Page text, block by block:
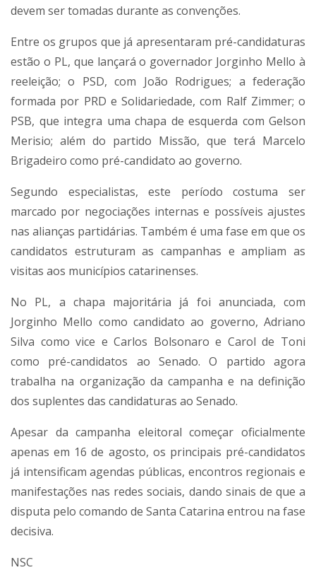
devem ser tomadas durante as convenções.
Entre os grupos que já apresentaram pré-candidaturas
estão o PL, que lançará o governador Jorginho Mello à
reeleição; o PSD, com João Rodrigues; a federação
formada por PRD e Solidariedade, com Ralf Zimmer; o
PSB, que integra uma chapa de esquerda com Gelson
Merisio; além do partido Missão, que terá Marcelo
Brigadeiro como pré-candidato ao governo.
Segundo especialistas, este período costuma ser
marcado por negociações internas e possíveis ajustes
nas alianças partidárias. Também é uma fase em que os
candidatos estruturam as campanhas e ampliam as
visitas aos municípios catarinenses.
No PL, a chapa majoritária já foi anunciada, com
Jorginho Mello como candidato ao governo, Adriano
Silva como vice e Carlos Bolsonaro e Carol de Toni
como pré-candidatos ao Senado. O partido agora
trabalha na organização da campanha e na definição
dos suplentes das candidaturas ao Senado.
Apesar da campanha eleitoral começar oficialmente
apenas em 16 de agosto, os principais pré-candidatos
já intensificam agendas públicas, encontros regionais e
manifestações nas redes sociais, dando sinais de que a
disputa pelo comando de Santa Catarina entrou na fase
decisiva.
NSC